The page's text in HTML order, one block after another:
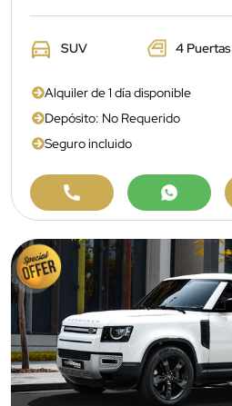
SUV 4 Puertas
Alquiler de 1 día disponible
Depósito: No Requerido
Seguro incluido